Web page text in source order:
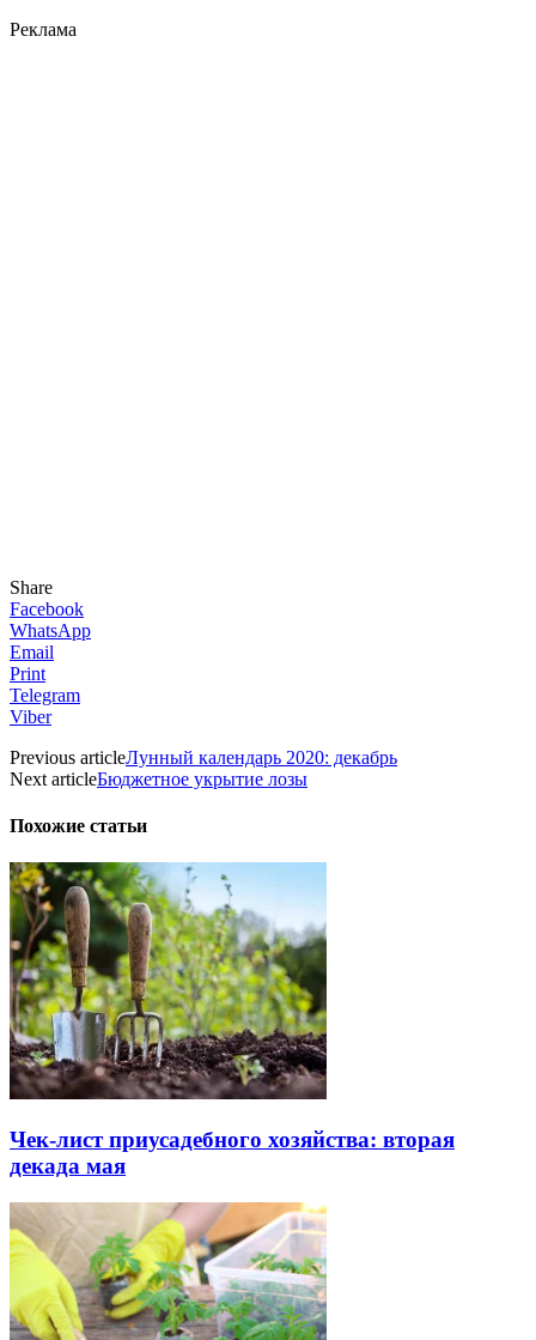
Реклама
Share
Facebook
WhatsApp
Email
Print
Telegram
Viber
Previous articleЛунный календарь 2020: декабрь
Next articleБюджетное укрытие лозы
Похожие статьи
Чек-лист приусадебного хозяйства: вторая
декада мая